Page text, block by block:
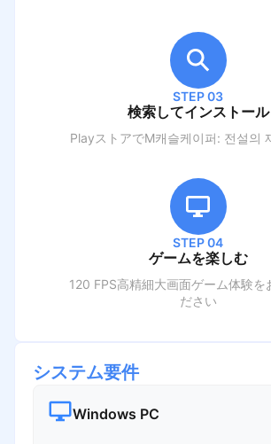
STEP 03
検索してインストール
PlayストアでM캐슬케이퍼: 전설의
STEP 04
ゲームを楽しむ
120 FPS高精細大画面ゲーム体験を
ださい
システム要件
Windows PC